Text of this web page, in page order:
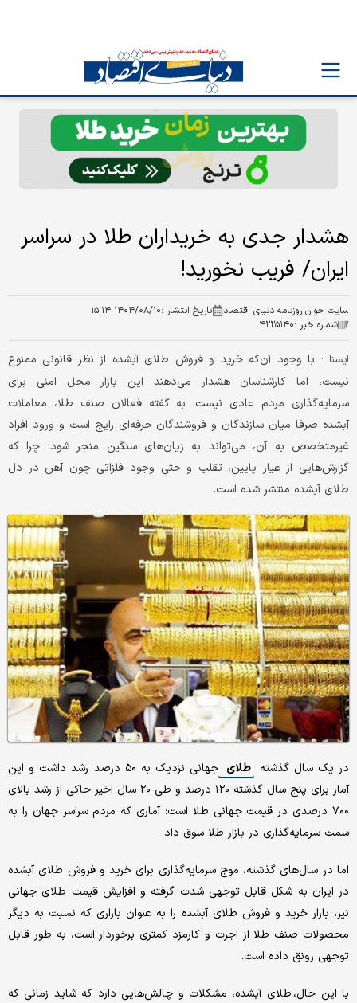
هشدار جدی به خریداران طلا در سراسر
ایران/ فریب نخورید!
سایت خوان روزنامه دنیای اقتصاد تاریخ انتشار :۱۴۰۴/۰۸/۱۰ ۱۵:۱۴
شماره خبر :۴۲۲۵۱۴۰
ايسنا : با وجود آن‌که خرید و فروش طلای آبشده از نظر قانونی ممنوع
نیست، اما کارشناسان هشدار می‌دهند این بازار محل امنی برای
سرمایه‌گذاری مردم عادی نیست. به گفته فعالان صنف طلا، معاملات
آبشده صرفا میان سازندگان و فروشندگان حرفه‌ای رایج است و ورود افراد
غیرمتخصص به آن، می‌تواند به زیان‌های سنگین منجر شود؛ چرا که
گزارش‌هایی از عیار پایین، تقلب و حتی وجود فلزاتی چون آهن در دل
طلای آبشده منتشر شده است.
در یک سال گذشته طلای
جهانی نزدیک به ۵۰ درصد رشد داشت و این
آمار برای پنج سال گذشته ۱۲۰ درصد و طی ۲۰ سال اخیر حاکی از رشد بالای
۷۰۰ درصدی در قیمت جهانی طلا است؛ آماری که مردم سراسر جهان را به
سمت سرمایه‌گذاری در بازار طلا سوق داد.
اما در سال‌های گذشته، ‌موج سرمایه‌گذاری برای خرید و فروش طلای آبشده
در ایران به شکل قابل توجهی شدت گرفته و افزایش قیمت طلای جهانی
نیز، بازار خرید و فروش طلای آبشده را به عنوان بازاری که نسبت به دیگر
محصولات صنف طلا از اجرت و کارمزد کمتری برخوردار است، به طور قابل
توجهی رونق داده است.
با این حال، طلای آبشده، مشکلات و چالش‌هایی دارد که شاید زمانی که